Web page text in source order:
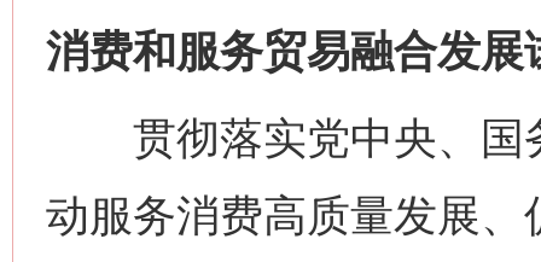
消费和服务贸易融合发展
贯彻落实党中央、国
动服务消费高质量发展